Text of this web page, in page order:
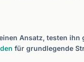
Ansatz, testen
für grundlegende